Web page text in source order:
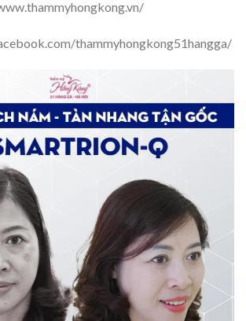
thammyhongkong51hangga/